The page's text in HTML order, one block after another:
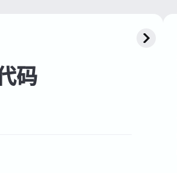
码